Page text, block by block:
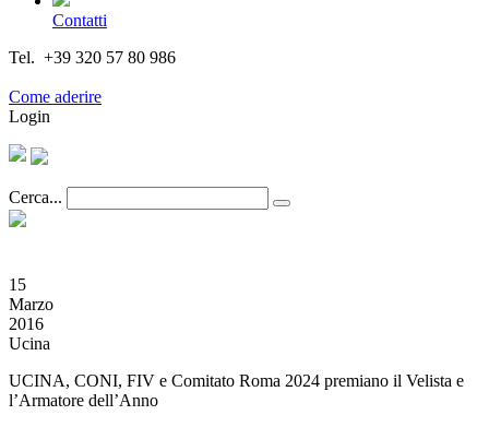
Contatti
Tel. +39 320 57 80 986
Come aderire
Login
Cerca...
15
Marzo
2016
Ucina
UCINA, CONI, FIV e Comitato Roma 2024 premiano il Velista e
l’Armatore dell’Anno